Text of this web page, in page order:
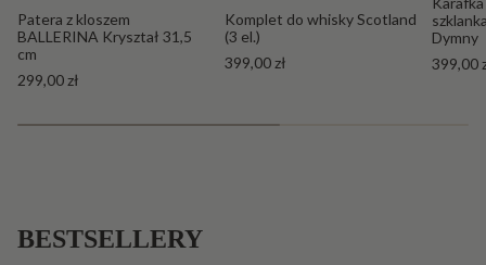
Patera z kloszem
BALLERINA Kryształ 31,5
cm
299,00 zł
Komplet do whisky Scotland
(3 el.)
399,00 zł
Dymny
399,00
BESTSELLERY